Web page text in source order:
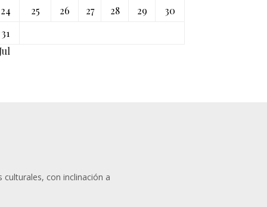
24
25 26 27 28 29
30
31
con inclinación a